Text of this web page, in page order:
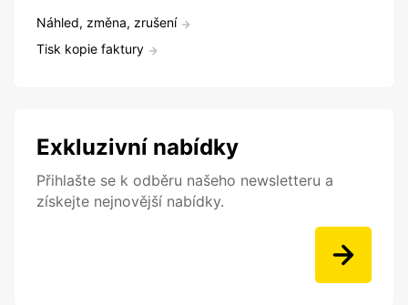
Náhled, změna, zrušení
Tisk kopie faktury
Exkluzivní nabídky
Přihlašte se k odběru našeho newsletteru a
získejte nejnovější nabídky.